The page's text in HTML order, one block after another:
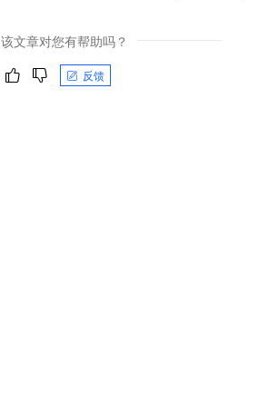
该文章对您有帮助吗？
反馈